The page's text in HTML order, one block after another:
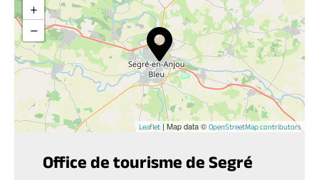
+
−
Leaflet | Map data © OpenStreetMap contributors
Office de tourisme de Segré